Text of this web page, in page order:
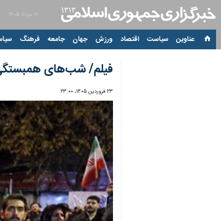
۱۶ مرداد ۱۴۰۵
عناوین‌ سیاست اقتصاد ورزش جهان جامعه فرهنگ
فیلم/ شب‌های
۲۳ فروردین ۱۴۰۵، ۲۳:۰۰